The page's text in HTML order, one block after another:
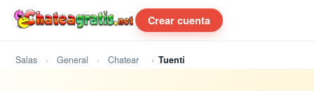
Crear cuenta
Salas General Chatear Tuenti